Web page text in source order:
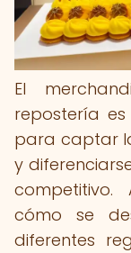
El
repostería
para captar
y
competitivo.
cómo se
diferentes